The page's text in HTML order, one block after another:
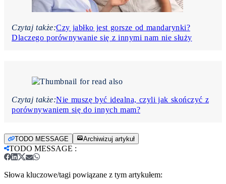
Czytaj także:Czy jabłko jest gorsze od mandarynki?
Dlaczego porównywanie się z innymi nam nie służy
Czytaj także:Nie muszę być idealna, czyli jak skończyć z
porównywaniem się do innych mam?
TODO MESSAGE Archiwizuj artykuł
TODO MESSAGE :
Słowa kluczowe/tagi powiązane z tym artykułem: